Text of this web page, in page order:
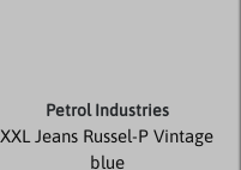
Petrol Industries
XXL Jeans Russel-P Vintage
blue